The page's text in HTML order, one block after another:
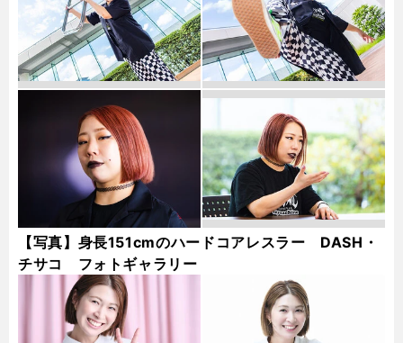
【写真】身長151cmのハードコアレスラー DASH・
チサコ フォトギャラリー